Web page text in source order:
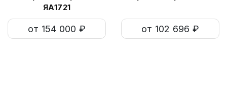
ЯА1721
от 154 000 ₽ от 102 696 ₽